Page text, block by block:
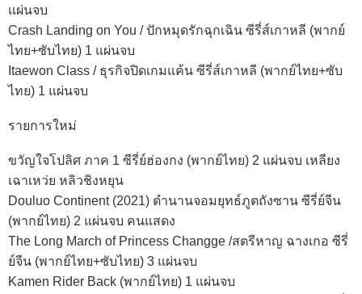
แผ่นจบ
Crash Landing on You / ปักหมุดรักฉุกเฉิน ซีรี่ส์เกาหลี (พากย์
ไทย+ซับไทย) 1 แผ่นจบ
Itaewon Class / ธุรกิจปิดเกมแค้น ซีรี่ส์เกาหลี (พากย์ไทย+ซับ
ไทย) 1 แผ่นจบ
รายการใหม่
ขวัญใจโปลิศ ภาค 1 ซีรี่ย์ฮ่องกง (พากย์ไทย) 2 แผ่นจบ เหลียง
เฉาเหว่ย หลิวชิงหยุน
Douluo Continent (2021) ตำนานจอมยุทธ์ภูตถังซาน ซีรี่ย์จีน
(พากย์ไทย) 2 แผ่นจบ คนแสดง
The Long March of Princess Changge /สตรีหาญ ฉางเกอ ซีรี่
ย์จีน (พากย์ไทย+ซับไทย) 3 แผ่นจบ
Kamen Rider Back (พากย์ไทย) 1 แผ่นจบ